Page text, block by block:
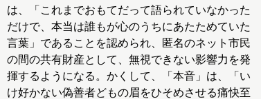
は、「これまでおもてだって語られていなかった
だけで、本当は誰もが心のうちにあたためていた
言葉」であることを認められ、匿名のネット市民
の間の共有財産として、無視できない影響力を発
揮するようになる。かくして、「本音」は、「い
け好かない偽善者どもの眉をひそめさせる痛快至